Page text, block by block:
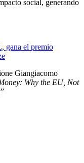
social, generando
gana el premio
Giangiacomo
Why the EU, Not
”